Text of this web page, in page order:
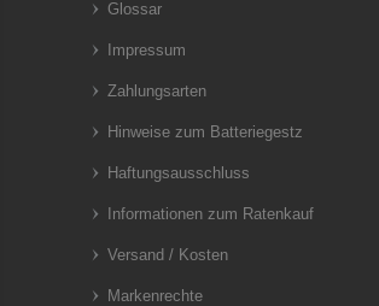
Glossar
Impressum
Zahlungsarten
Hinweise zum Batteriegestz
Haftungsausschluss
Informationen zum Ratenkauf
Versand / Kosten
Markenrechte